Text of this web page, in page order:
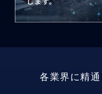
各業界に精